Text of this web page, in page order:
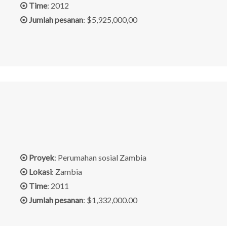
 Time: 2012
Jumlah pesanan: $5,925,000,00
 Proyek: Perumahan sosial Zambia
 Lokasi: Zambia
 Time: 2011
Jumlah pesanan: $1,332,000.00